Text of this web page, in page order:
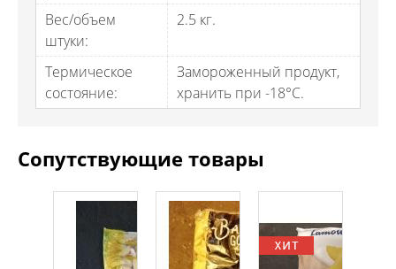
Вес/объем
штуки:
2.5 кг.
Термическое
состояние:
Замороженный продукт,
хранить при -18°C.
Сопутствующие товары